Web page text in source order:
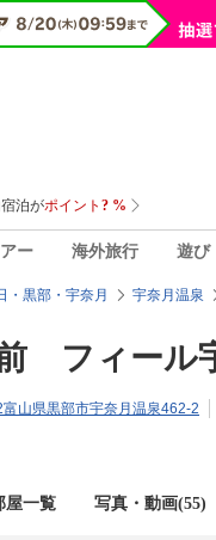
ー 海外旅行 遊び
・黒部・宇奈月 宇奈月温泉
フィール
山県黒部市宇奈月温泉462-2
屋一覧 写真・動画(55)